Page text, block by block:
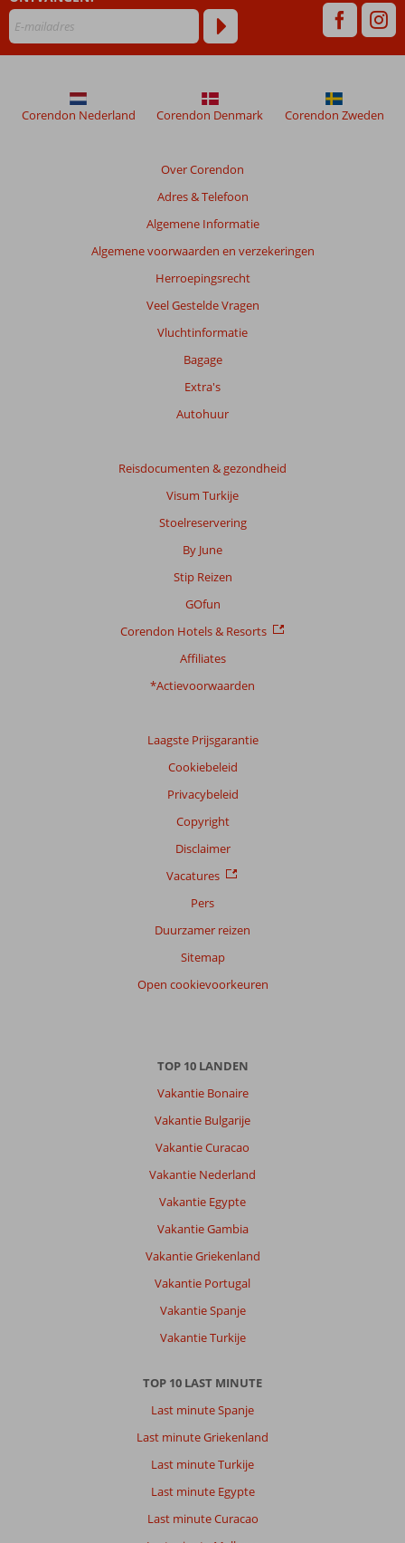
niet
weergegeven
om
garanderen.
Over Corendon
Adres & Telefoon
Algemene Informatie
Algemene voorwaarden en verzekeringen
Herroepingsrecht
Veel Gestelde Vragen
Vluchtinformatie
Bagage
Extra's
Autohuur
Reisdocumenten & gezondheid
Visum Turkije
Stoelreservering
By June
Stip Reizen
GOfun
Corendon Hotels & Resorts
Affiliates
*Actievoorwaarden
Laagste Prijsgarantie
Cookiebeleid
Privacybeleid
Copyright
Disclaimer
Vacatures
Pers
Duurzamer reizen
Sitemap
Open cookievoorkeuren
Corendon Nederland Corendon Denmark Corendon Zweden
TOP 10 LANDEN
Vakantie Bonaire
Vakantie Bulgarije
Vakantie Curacao
Vakantie Nederland
Vakantie Egypte
Vakantie Gambia
Vakantie Griekenland
Vakantie Portugal
Vakantie Spanje
Vakantie Turkije
TOP 10 LAST MINUTE
Last minute Spanje
Last minute Griekenland
Last minute Turkije
Last minute Egypte
Last minute Curacao